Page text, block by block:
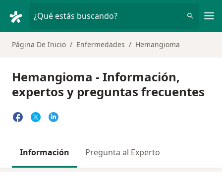
¿Qué estás buscando?
Página De Inicio Enfermedades Hemangioma
Hemangioma - Información,
expertos y preguntas frecuentes
Información Pregunta al Experto